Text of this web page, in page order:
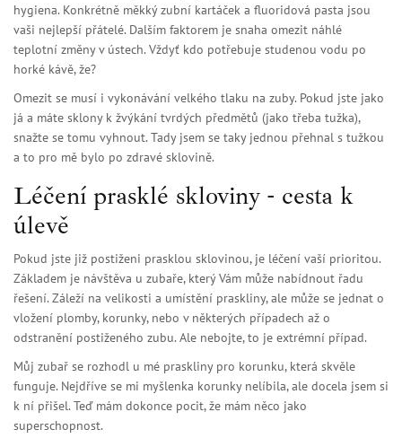
hygiena. Konkrétně měkký zubní kartáček a fluoridová pasta jsou
vaši nejlepší přátelé. Dalším faktorem je snaha omezit náhlé
teplotní změny v ústech. Vždyť kdo potřebuje studenou vodu po
horké kávě, že?
Omezit se musí i vykonávání velkého tlaku na zuby. Pokud jste jako
já a máte sklony k žvýkání tvrdých předmětů (jako třeba tužka),
snažte se tomu vyhnout. Tady jsem se taky jednou přehnal s tužkou
a to pro mě bylo po zdravé sklovině.
Léčení prasklé skloviny - cesta k
úlevě
Pokud jste již postiženi prasklou sklovinou, je léčení vaší prioritou.
Základem je návštěva u zubaře, který Vám může nabídnout řadu
řešení. Záleží na velikosti a umístění praskliny, ale může se jednat o
vložení plomby, korunky, nebo v některých případech až o
odstranění postiženého zubu. Ale nebojte, to je extrémní případ.
Můj zubař se rozhodl u mé praskliny pro korunku, která skvěle
funguje. Nejdříve se mi myšlenka korunky nelíbila, ale docela jsem si
k ní přišel. Teď mám dokonce pocit, že mám něco jako
superschopnost.